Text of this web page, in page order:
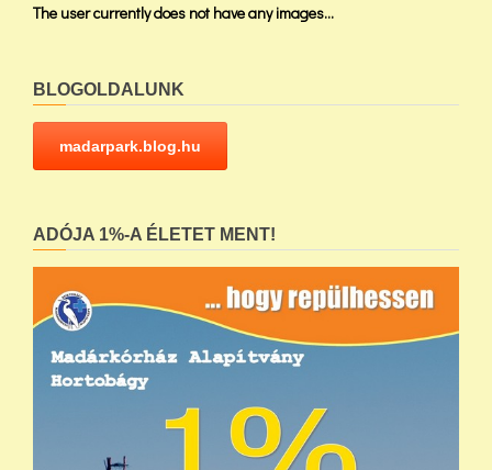
The user currently does not have any images...
BLOGOLDALUNK
madarpark.blog.hu
ADÓJA 1%-A ÉLETET MENT!